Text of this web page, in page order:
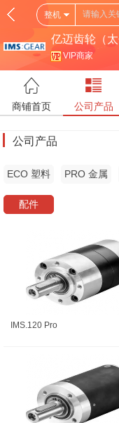
整机
亿迈齿轮（
VIP商家
商铺首页 公司产品
公司产品
ECO 塑料
PRO 金属
配件
IMS.120 Pro